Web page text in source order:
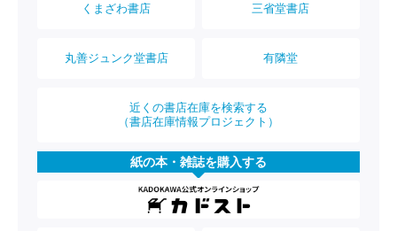
くまざわ書店 三省堂書店
丸善ジュンク堂書店 有隣堂
近くの書店在庫を検索する
（書店在庫情報プロジェクト）
紙の本・雑誌を購入する